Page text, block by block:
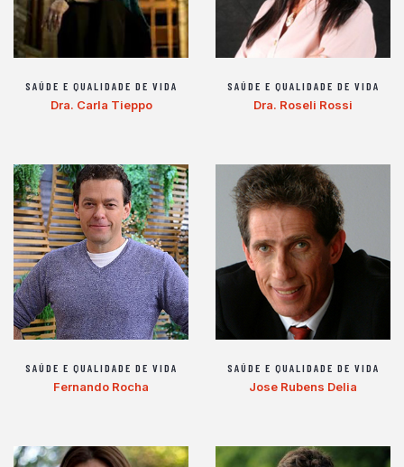
SAÚDE E QUALIDADE DE VIDA
Dra. Carla Tieppo
SAÚDE E QUALIDADE DE VIDA
Dra. Roseli Rossi
SAÚDE E QUALIDADE DE VIDA
Fernando Rocha
SAÚDE E QUALIDADE DE VIDA
Jose Rubens Delia